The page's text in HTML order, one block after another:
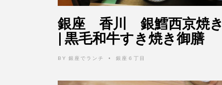
銀座 香川 銀鱈西京焼き
| 黒毛和牛すき焼き御膳
BY 銀座でランチ • 銀座６丁目